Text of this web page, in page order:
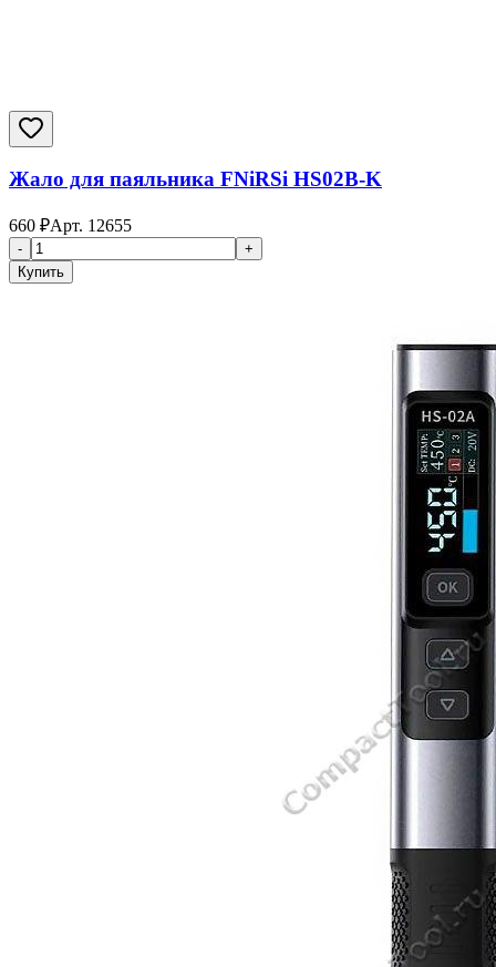
Жало для паяльника FNiRSi HS02B-K
660 ₽Арт. 12655
-
+
Купить